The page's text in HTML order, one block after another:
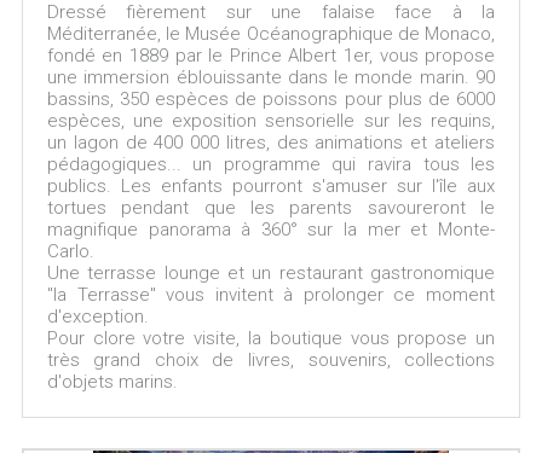
Dressé fièrement sur une falaise face à la
Méditerranée, le Musée Océanographique de Monaco,
fondé en 1889 par le Prince Albert 1er, vous propose
une immersion éblouissante dans le monde marin. 90
bassins, 350 espèces de poissons pour plus de 6000
espèces, une exposition sensorielle sur les requins,
un lagon de 400 000 litres, des animations et ateliers
pédagogiques... un programme qui ravira tous les
publics. Les enfants pourront s'amuser sur l'île aux
tortues pendant que les parents savoureront le
magnifique panorama à 360° sur la mer et Monte-
Carlo.
Une terrasse lounge et un restaurant gastronomique
"la Terrasse" vous invitent à prolonger ce moment
d'exception.
Pour clore votre visite, la boutique vous propose un
très grand choix de livres, souvenirs, collections
d'objets marins.